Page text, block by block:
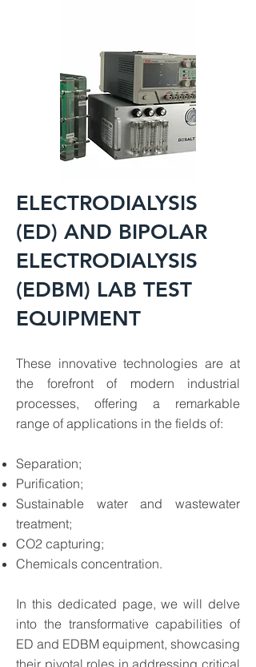
ELECTRODIALYSIS
(ED) AND BIPOLAR
ELECTRODIALYSIS
(EDBM) LAB TEST
EQUIPMENT
These innovative technologies are at
the forefront of modern industrial
processes, offering a remarkable
range of applications in the fields of:
Separation;
Purification;
Sustainable water and wastewater
treatment;
CO2 capturing;
Chemicals concentration.
In this dedicated page, we will delve
into the transformative capabilities of
ED and EDBM equipment, showcasing
their pivotal roles in addressing critical